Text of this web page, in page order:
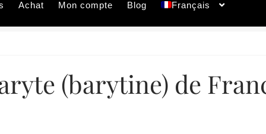
Achat Mon compte Blog Français
(barytine) de